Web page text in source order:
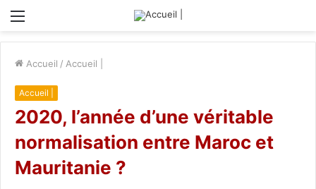
Menu
Accueil / Accueil |
Accueil |
2020, l’année d’une véritable
normalisation entre Maroc et
Mauritanie ?